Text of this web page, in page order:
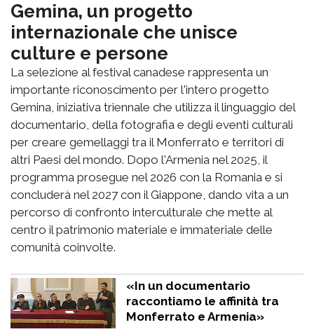
Gemina, un progetto
internazionale che unisce
culture e persone
La selezione al festival canadese rappresenta un
importante riconoscimento per l'intero progetto
Gemina, iniziativa triennale che utilizza il linguaggio del
documentario, della fotografia e degli eventi culturali
per creare gemellaggi tra il Monferrato e territori di
altri Paesi del mondo. Dopo l'Armenia nel 2025, il
programma prosegue nel 2026 con la Romania e si
concluderà nel 2027 con il Giappone, dando vita a un
percorso di confronto interculturale che mette al
centro il patrimonio materiale e immateriale delle
comunità coinvolte.
«In un documentario
raccontiamo le affinità tra
Monferrato e Armenia»